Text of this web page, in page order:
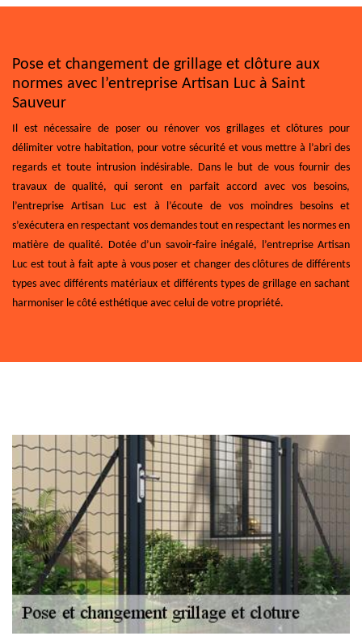
Pose et changement de grillage et clôture aux
normes avec l’entreprise Artisan Luc à Saint
Sauveur
Il est nécessaire de poser ou rénover vos grillages et clôtures pour
délimiter votre habitation, pour votre sécurité et vous mettre à l’abri des
regards et toute intrusion indésirable. Dans le but de vous fournir des
travaux de qualité, qui seront en parfait accord avec vos besoins,
l’entreprise Artisan Luc est à l’écoute de vos moindres besoins et
s’exécutera en respectant vos demandes tout en respectant les normes en
matière de qualité. Dotée d’un savoir-faire inégalé, l’entreprise Artisan
Luc est tout à fait apte à vous poser et changer des clôtures de différents
types avec différents matériaux et différents types de grillage en sachant
harmoniser le côté esthétique avec celui de votre propriété.